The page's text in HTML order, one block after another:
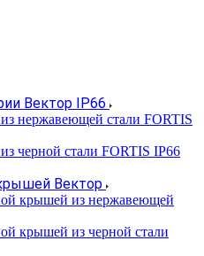
Вектор IP66
нержавеющей стали FORTIS
черной стали FORTIS IP66
Вектор
крышей из нержавеющей
крышей из черной стали